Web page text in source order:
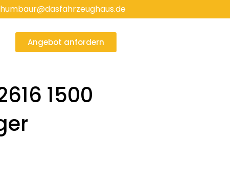
humbaur@dasfahrzeughaus.de
Angebot anfordern
1500